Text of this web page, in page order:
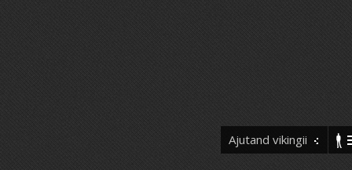
Ajutand vikingii